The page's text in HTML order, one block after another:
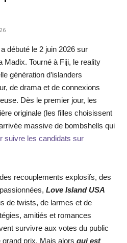
a débuté le 2 juin 2026 sur
Madix. Tourné à Fiji, le reality
génération d’islanders
de drama et de connexions
Dès le premier jour, les
originale (les filles choisissent
massive de bombshells qui
suivre les candidats sur
recouplements explosifs, des
Love Island USA
de twists, de larmes et de
amitiés et romances
survivre aux votes du public
prix. Mais alors qui est